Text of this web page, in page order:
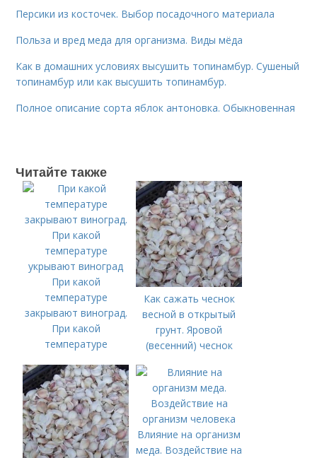
Персики из косточек. Выбор посадочного материала
Польза и вред меда для организма. Виды мёда
Как в домашних условиях высушить топинамбур. Сушеный
топинамбур или как высушить топинамбур.
Полное описание сорта яблок антоновка. Обыкновенная
Читайте также
При какой
температуре
закрывают виноград.
При какой
температуре
Как сажать чеснок
весной в открытый
грунт. Яровой
(весенний) чеснок
Влияние на организм
меда. Воздействие на